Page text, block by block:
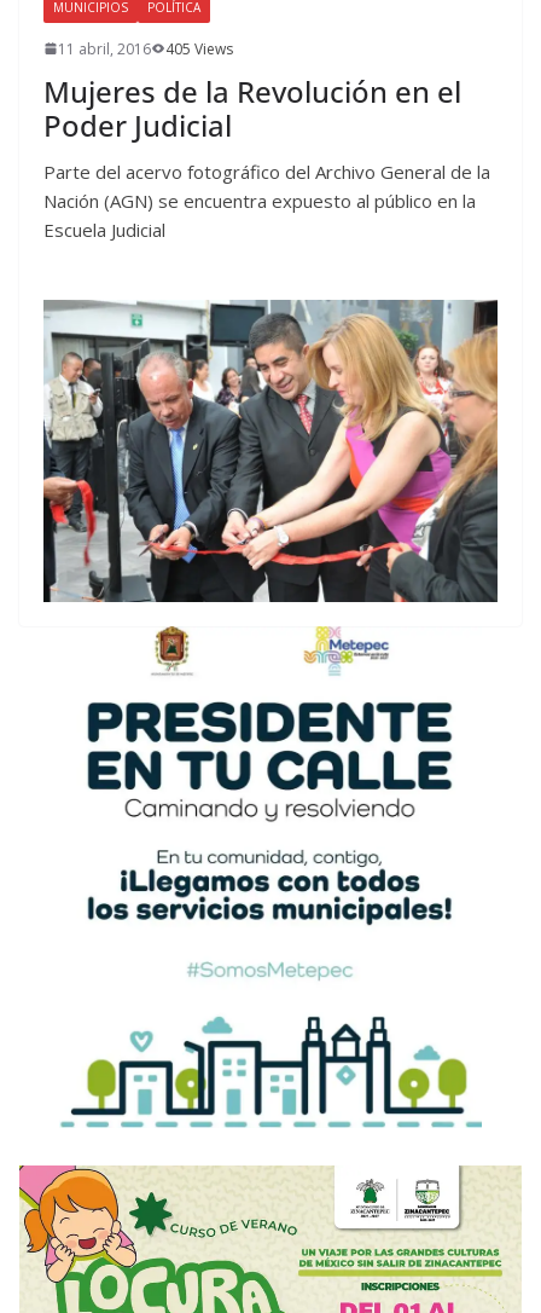
MUNICIPIOS POLÍTICA
11 abril, 2016 405 Views
Mujeres de la Revolución en el
Poder Judicial
Parte del acervo fotográfico del Archivo General de la
Nación (AGN) se encuentra expuesto al público en la
Escuela Judicial